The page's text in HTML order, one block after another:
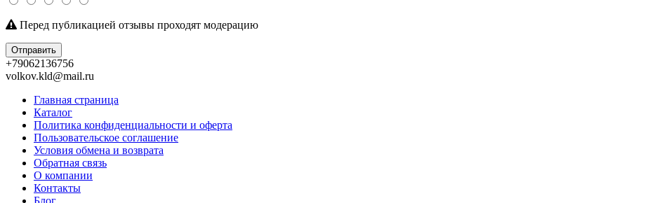
Перед публикацией отзывы проходят модерацию
Отправить
+79062136756
volkov.kld@mail.ru
Главная страница
Каталог
Политика конфиденциальности и оферта
Пользовательское соглашение
Условия обмена и возврата
Обратная связь
О компании
Контакты
Блог